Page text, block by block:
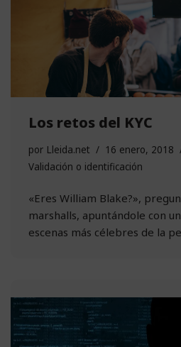
Los retos del KYC
por Lleida.net
16 enero, 2018
Validación o identificación
«Eres William Blake?»,
marshalls, apuntándole con
escenas más célebres de la